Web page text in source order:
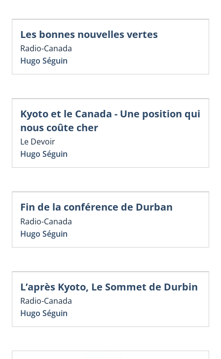
Les bonnes nouvelles vertes
Radio-Canada
Hugo Séguin
Kyoto et le Canada - Une position qui
nous coûte cher
Le Devoir
Hugo Séguin
Fin de la conférence de Durban
Radio-Canada
Hugo Séguin
L’après Kyoto, Le Sommet de Durbin
Radio-Canada
Hugo Séguin